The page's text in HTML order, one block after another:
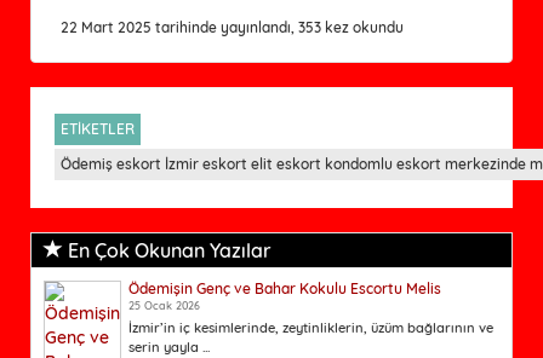
22 Mart 2025 tarihinde yayınlandı, 353 kez okundu
ETİKETLER
Ödemiş eskort İzmir eskort elit eskort kondomlu eskort merkezinde
En Çok Okunan Yazılar
Ödemişin Genç ve Bahar Kokulu Escortu Melis
25 Ocak 2026
İzmir’in iç kesimlerinde, zeytinliklerin, üzüm bağlarının ve
serin yayla ...